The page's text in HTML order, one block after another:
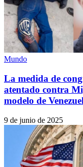
Mundo
La medida de
atentado contra
modelo de
9 de junio de 2025